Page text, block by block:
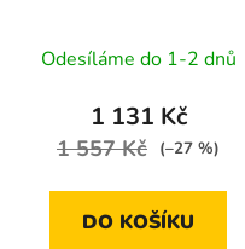
12141
Odesíláme do 1-2 dnů
1 131 Kč
1 557 Kč (–27 %)
DO KOŠÍKU